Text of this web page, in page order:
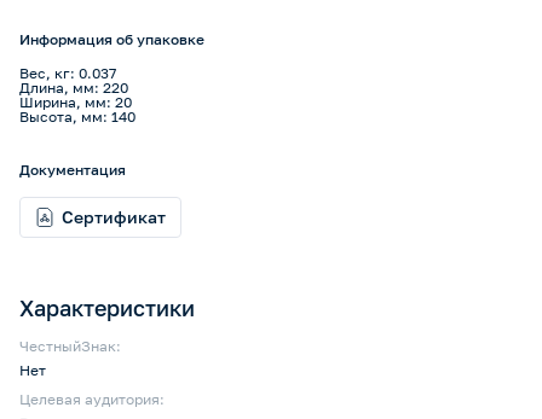
Характеристики
ЧестныйЗнак:
Нет
Целевая аудитория:
Информация об упаковке
Вес, кг: 0.037
Длина, мм: 220
Ширина, мм: 20
Высота, мм: 140
Документация
Сертификат